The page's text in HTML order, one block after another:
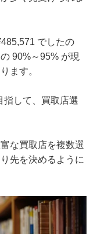
でしたの
90%～95% が現
ます。
指して、買取店選
な買取店を複数選
先を決めるように